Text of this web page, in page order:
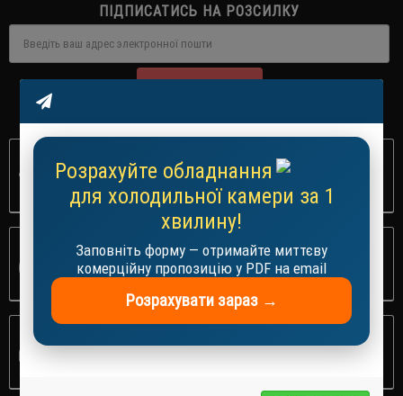
ПІДПИСАТИСЬ НА РОЗСИЛКУ
+38 (063) 427-59-87
ОФОРМЛЕНЯ ЗАМОВЛЕНЬ
ЗАМОВЛЕНЯ З САЙТУ
ПРИЙМАЕМО 24/7
Розрахуйте обладнання
для холодильної камери за 1
хвилину!
Заповніть форму — отримайте миттєву
комерційну пропозицію у PDF на email
Розрахувати зараз →